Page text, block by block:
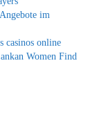
im
casinos online
Women Find